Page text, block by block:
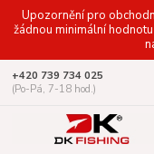
Upozornění pro
žádnou minimální
+420 739 734 025
(Po-Pá, 7-18 hod.)